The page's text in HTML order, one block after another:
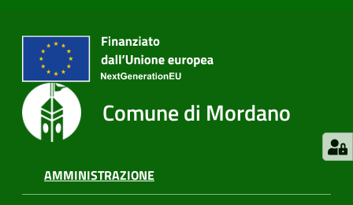
Comune di Mordano
AMMINISTRAZIONE